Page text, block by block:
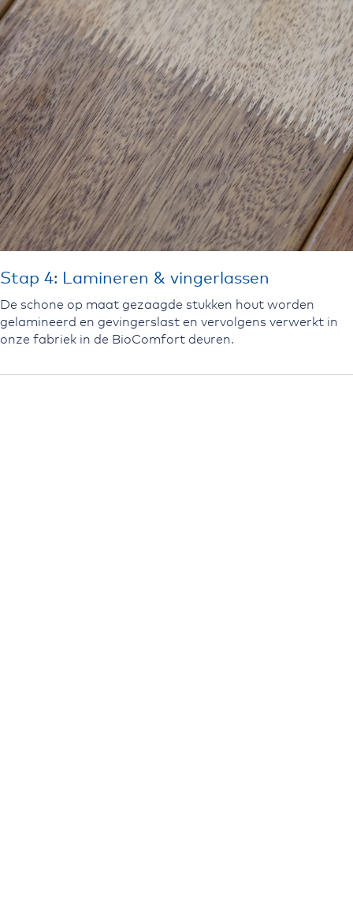
Stap 4: Lamineren & vingerlassen
De schone op maat gezaagde stukken hout worden
gelamineerd en gevingerslast en vervolgens verwerkt in
onze fabriek in de BioComfort deuren.